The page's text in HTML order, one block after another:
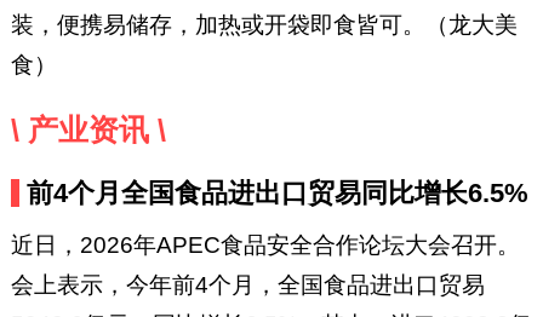
装，便携易储存，加热或开袋即食皆可。（龙大美
食）
\ 产业资讯 \
前4个月全国食品进出口贸易同比增长6.5%
近日，2026年APEC食品安全合作论坛大会召开。
会上表示，今年前4个月，全国食品进出口贸易